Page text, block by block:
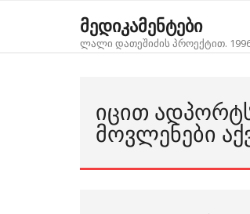
მედიკამენტები
ლალი დათეშიძის პროექტით.
ᲘᲪᲘᲗ
ᲛᲝᲕᲚᲔᲜᲔᲑᲘ